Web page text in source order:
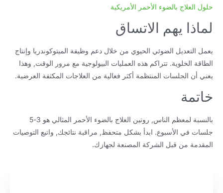
حلول العلاج بالضوء الأحمر الأمريكية
لماذا يهم الاتساق
يعمل التعديل الضوئي الحيوي من خلال دعم وظيفة الميتوكوندريا وإنتاج
الطاقة الخلوية. تتراكم هذه العمليات البيولوجية مع مرور الوقت, وهذا
يعني أن الجلسات المنتظمة أكثر فعالية من العلاجات المكثفة العرضية.
خاتمة
بالنسبة لمعظم الناس, روتين العلاج بالضوء الأحمر المثالي هو 3-5
جلسات في الأسبوع. ابدأ بشكل متحفظ, مراقبة نتائجك, واتبع التوصيات
المقدمة من قبل الشركة المصنعة لجهازك.